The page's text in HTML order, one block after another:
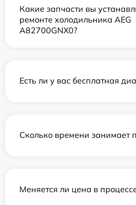
Какие запчасти вы
ремонте холодильника AEG
A82700GNX0?
Есть ли у вас бесплатная
Сколько времени занимает
Меняется ли цена в